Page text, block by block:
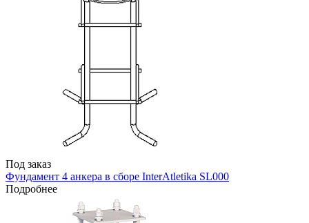
Под заказ
Фундамент 4 анкера в сборе InterAtletika SL000
Подробнее